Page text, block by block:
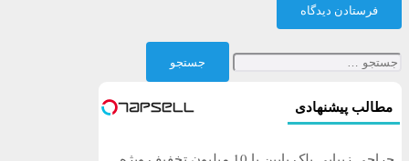
فرستادن دیدگاه
جستجو
برای:
مطالب پیشنهادی